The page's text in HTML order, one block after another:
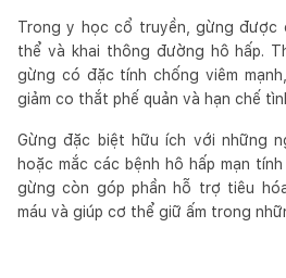
Trong y học cổ truyền, gừng được
thể và khai thông đường hô hấp.
gừng có đặc tính chống viêm
giảm co thắt phế quản và hạn chế
Gừng đặc biệt hữu ích với những
hoặc mắc các bệnh hô hấp mạn
gừng còn góp phần hỗ trợ tiêu
máu và giúp cơ thể giữ ấm trong